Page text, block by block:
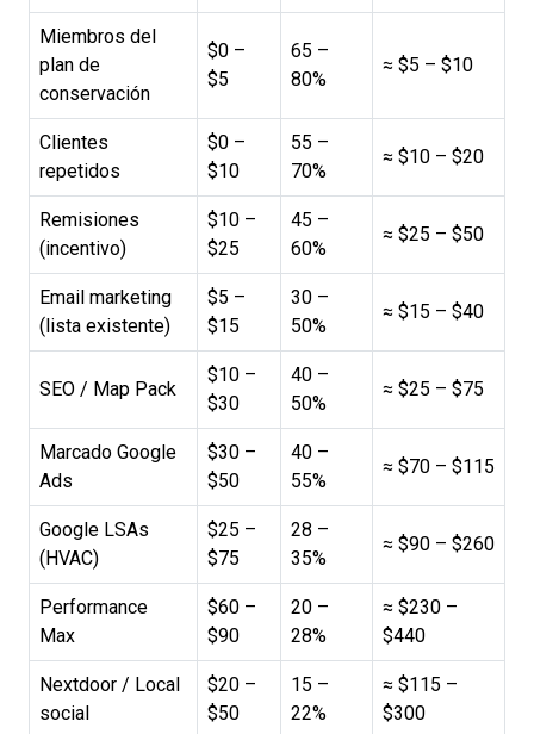
Miembros del
plan de
conservación
$0 –
$5
65 –
80%
≈ $5 – $10
Clientes
repetidos
$0 –
$10
55 –
70%
≈ $10 – $20
Remisiones
(incentivo)
$10 –
$25
45 –
60%
≈ $25 – $50
Email marketing
(lista existente)
$5 –
$15
30 –
50%
≈ $15 – $40
SEO / Map Pack
$10 –
$30
40 –
50%
≈ $25 – $75
Marcado Google
Ads
$30 –
$50
40 –
55%
≈ $70 – $115
Google LSAs
(HVAC)
$25 –
$75
28 –
35%
≈ $90 – $260
Performance
Max
$60 –
$90
20 –
28%
≈ $230 –
$440
Nextdoor / Local
social
$20 –
$50
15 –
22%
≈ $115 –
$300